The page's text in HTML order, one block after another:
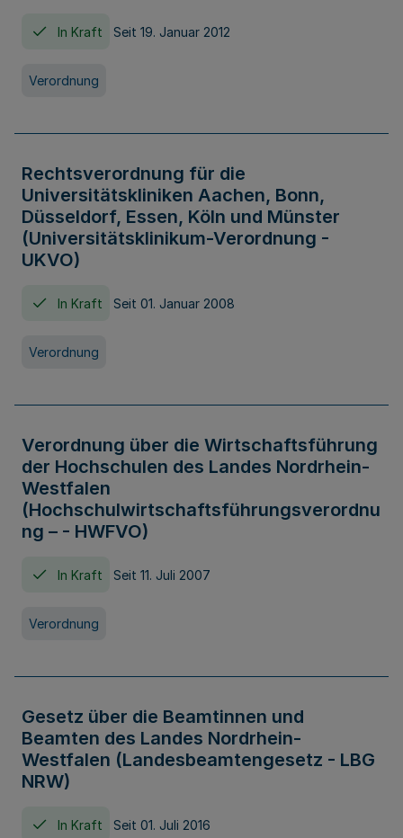
In Kraft Seit 19. Januar 2012
Verordnung
Rechtsverordnung für die
Universitätskliniken Aachen, Bonn,
Düsseldorf, Essen, Köln und Münster
(Universitätsklinikum-Verordnung -
UKVO)
In Kraft Seit 01. Januar 2008
Verordnung
Verordnung über die Wirtschaftsführung
der Hochschulen des Landes Nordrhein-
Westfalen
(Hochschulwirtschaftsführungsverordnu
ng – - HWFVO)
In Kraft Seit 11. Juli 2007
Verordnung
Gesetz über die Beamtinnen und
Beamten des Landes Nordrhein-
Westfalen (Landesbeamtengesetz - LBG
NRW)
In Kraft Seit 01. Juli 2016